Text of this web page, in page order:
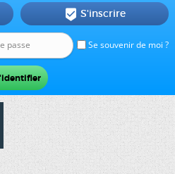
Se souvenir de moi ?
 S'inscrire